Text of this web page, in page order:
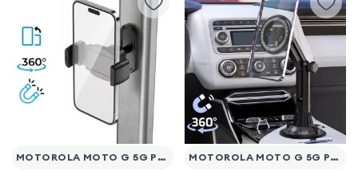
MOTOROLA MOTO G 5G PLUS MOTOROLA MOTO G 5G PLUS